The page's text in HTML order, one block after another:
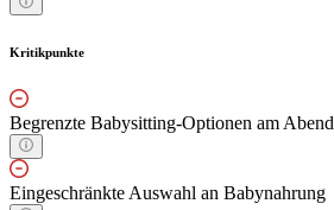
Kritikpunkte
Begrenzte Babysitting-Optionen am Abend
Eingeschränkte Auswahl an Babynahrung